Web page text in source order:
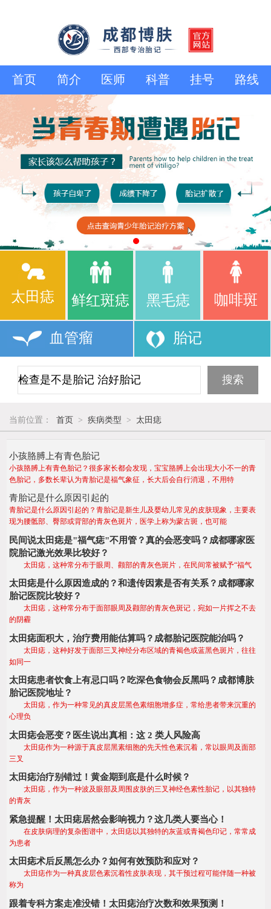
首页 简介 医师 科普 挂号 路线
太田痣 鲜红斑痣 黑毛痣 咖啡斑
血管瘤 胎记
当前位置： 首页 > 疾病类型 > 太田痣
小孩胳膊上有青色胎记
小孩胳膊上有青色胎记？很多家长都会发现，宝宝胳膊上会出现大小不一的青
色胎记，多数长辈认为青胎记是福气象征，长大后会自行消退，不用特
青胎记是什么原因引起的
青胎记是什么原因引起的？青胎记是新生儿及婴幼儿常见的皮肤现象，主要表
现为腰骶部、臀部或背部的青灰色斑片，医学上称为蒙古斑，也可能
民间说太田痣是"福气痣"不用管？真的会恶变吗？成都哪家医
院胎记激光效果比较好？
太田痣，这种常分布于眼周、颧部的青灰色斑片，在民间常被赋予“福气
太田痣是什么原因造成的？和遗传因素是否有关系？成都哪家
胎记医院比较好？
太田痣，这种常分布于面部眼周及颧部的青灰色斑记，宛如一片挥之不去
的阴霾
太田痣面积大，治疗费用能估算吗？成都胎记医院能治吗？
太田痣，这种好发于面部三叉神经分布区域的青褐色或蓝黑色斑片，往往
如同一
太田痣患者饮食上有忌口吗？吃深色食物会反黑吗？成都博肤
胎记医院地址？
太田痣，作为一种常见的真皮层黑色素细胞增多症，常给患者带来沉重的
心理负
太田痣会恶变？医生说出真相：这 2 类人风险高
太田痣作为一种源于真皮层黑素细胞的先天性色素沉着，常以眼周及面部
三叉
太田痣治疗别错过！黄金期到底是什么时候？
太田痣，作为一种波及眼部及周围皮肤的三叉神经色素性胎记，以其独特
的青灰
紧急提醒！太田痣居然会影响视力？这几类人要当心！
在皮肤病理的复杂图谱中，太田痣以其独特的灰蓝或青褐色印记，常常成
为患者
太田痣术后反黑怎么办？如何有效预防和应对？
太田痣作为一种真皮层色素沉着性皮肤表现，其干预过程可能伴随一种被
称为
跟着专科方案走准没错！太田痣治疗次数和效果预测！